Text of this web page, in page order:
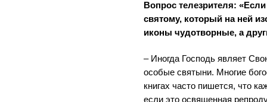
Вопрос телезрителя:
святому, который на ней
иконы чудотворные, а
– Иногда Господь являет
особые святыни. Многие
книгах часто пишется, что
если это освященная